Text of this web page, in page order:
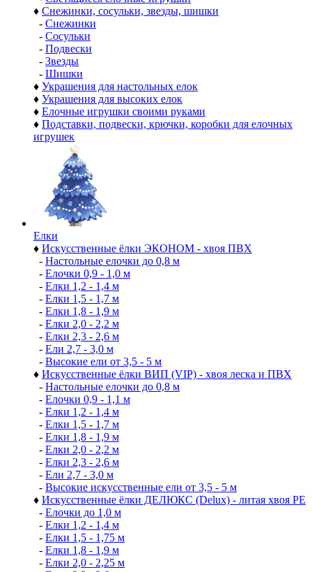
♦ Снежинки, сосульки, звезды, шишки
- Снежинки
- Сосульки
- Подвески
- Звезды
- Шишки
♦ Украшения для настольных елок
♦ Украшения для высоких елок
♦ Елочные игрушки своими руками
♦ Подставки, подвески, крючки, коробки для елочных
игрушек
Елки
♦ Искусственные ёлки ЭКОНОМ - хвоя ПВХ
- Настольные елочки до 0,8 м
- Елочки 0,9 - 1,0 м
- Елки 1,2 - 1,4 м
- Елки 1,5 - 1,7 м
- Елки 1,8 - 1,9 м
- Елки 2,0 - 2,2 м
- Елки 2,3 - 2,6 м
- Ели 2,7 - 3,0 м
- Высокие ели от 3,5 - 5 м
♦ Искусственные ёлки ВИП (VIP) - хвоя леска и ПВХ
- Настольные елочки до 0,8 м
- Елочки 0,9 - 1,1 м
- Елки 1,2 - 1,4 м
- Елки 1,5 - 1,7 м
- Елки 1,8 - 1,9 м
- Елки 2,0 - 2,2 м
- Елки 2,3 - 2,6 м
- Ели 2,7 - 3,0 м
- Высокие искусственные ели от 3,5 - 5 м
♦ Искусственные ёлки ДЕЛЮКС (Delux) - литая хвоя РЕ
- Елочки до 1,0 м
- Елки 1,2 - 1,4 м
- Елки 1,5 - 1,75 м
- Елки 1,8 - 1,9 м
- Елки 2,0 - 2,25 м